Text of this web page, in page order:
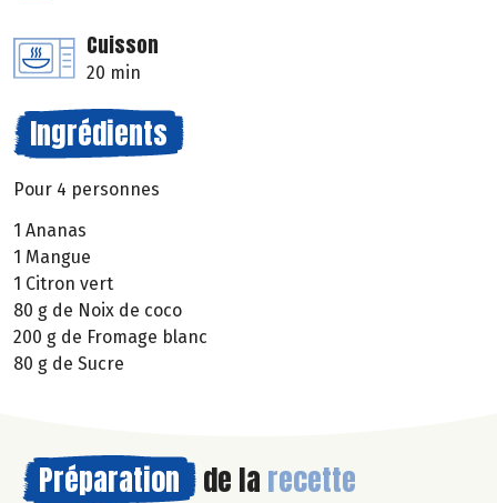
Cuisson
20 min
Ingrédients
Pour 4 personnes
1 Ananas
1 Mangue
1 Citron vert
80 g de Noix de coco
200 g de Fromage blanc
80 g de Sucre
Préparation de la recette